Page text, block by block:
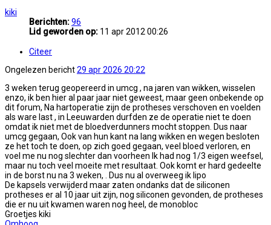
kiki
Berichten:96
Lid geworden op: 11 apr 2012 00:26
Citeer
Ongelezen bericht29 apr 2026 20:22
3 weken terug geopereerd in umcg , na jaren van wikken, wisselen
enzo, ik ben hier al paar jaar niet geweest, maar geen onbekende op
dit forum, Na hartoperatie zijn de protheses verschoven en voelden
als ware last , in Leeuwarden durfden ze de operatie niet te doen
omdat ik niet met de bloedverdunners mocht stoppen. Dus naar
umcg gegaan, Ook van hun kant na lang wikken en wegen besloten
ze het toch te doen, op zich goed gegaan, veel bloed verloren, en
voel me nu nog slechter dan voorheen Ik had nog 1/3 eigen weefsel,
maar nu toch veel moeite met resultaat. Ook komt er hard gedeelte
in de borst nu na 3 weken, . Dus nu al overweeg ik lipo
De kapsels verwijderd maar zaten ondanks dat de siliconen
protheses er al 10 jaar uit zijn, nog siliconen gevonden, de protheses
die er nu uit kwamen waren nog heel, de monobloc
Groetjes kiki